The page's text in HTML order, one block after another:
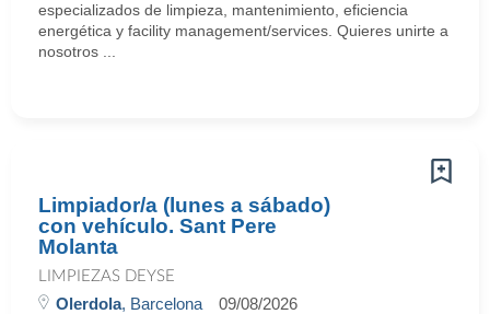
especializados de limpieza, mantenimiento, eficiencia
energética y facility management/services. Quieres unirte a
nosotros ...
Limpiador/a (lunes a sábado)
con vehículo. Sant Pere
Molanta
LIMPIEZAS DEYSE
Olerdola, Barcelona 09/08/2026